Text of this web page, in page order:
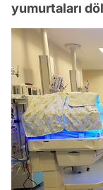
yumurtaları